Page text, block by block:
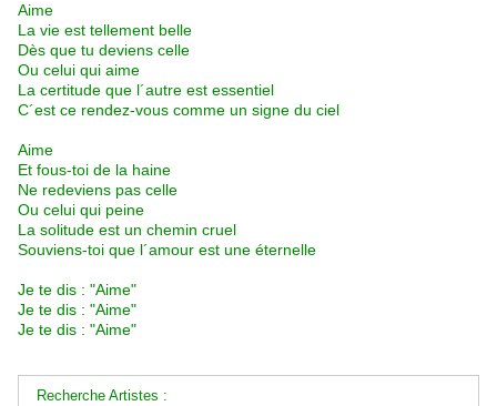
Aime
La vie est tellement belle
Dès que tu deviens celle
Ou celui qui aime
La certitude que l´autre est essentiel
C´est ce rendez-vous comme un signe du ciel
Aime
Et fous-toi de la haine
Ne redeviens pas celle
Ou celui qui peine
La solitude est un chemin cruel
Souviens-toi que l´amour est une éternelle
Je te dis : "Aime"
Je te dis : "Aime"
Je te dis : "Aime"
Recherche Artistes :